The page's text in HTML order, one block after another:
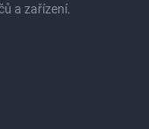
a zařízení.